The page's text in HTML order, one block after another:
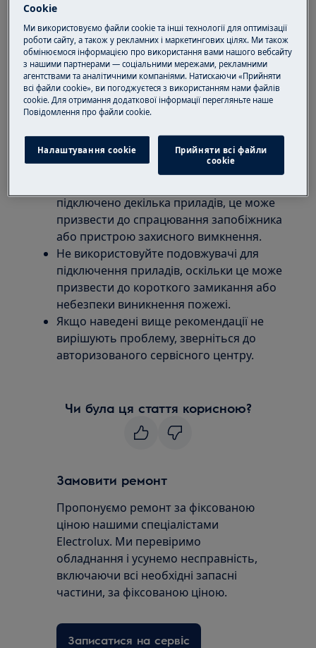
Потужність, необхідна для роботи двох
приладів, перевищує 13 ампер.
Зазвичай, пристрій захисного вимкнення
або запобіжник спрацьовують при
увімкненні або вимкненні приладу у
випадку короткого замикання або
протікання на підлогу.
Ця проблема може бути викликана
неправильним підключенням приладу.
Увімкніть прилад в іншу розетку.
підключено декілька приладів, це може
призвести до спрацювання запобіжника
або пристрою захисного вимкнення.
Не використовуйте подовжувачі для
підключення приладів, оскільки це може
призвести до короткого замикання або
небезпеки виникнення пожежі.
Якщо наведені вище рекомендації не
вирішують проблему, зверніться до
авторизованого сервісного центру.
Чи була ця стаття корисною?
Замовити ремонт
Пропонуємо ремонт за фіксованою
ціною нашими спеціалістами
Electrolux. Ми перевіримо
обладнання і усунемо несправність,
включаючи всі необхідні запасні
частини, за фіксованою ціною.
Записатися на сервіс
Cookie
Ми використовуємо файли cookie та інші технології для оптимізації
роботи сайту, а також у рекламних і маркетингових цілях. Ми також
обмінюємося інформацією про використання вами нашого вебсайту
з нашими партнерами — соціальними мережами, рекламними
агентствами та аналітичними компаніями. Натискаючи «Прийняти
всі файли cookie», ви погоджуєтеся з використанням нами файлів
cookie. Для отримання додаткової інформації перегляньте наше
Пoвідомлення прo файли cookie.
Налаштування cookie
Прийняти всі файли
сookie